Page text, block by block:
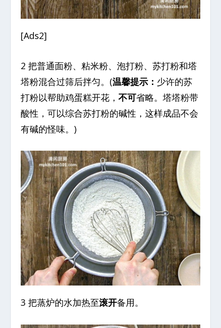
[Ads2]
2 把普通面粉、粘米粉、泡打粉、苏打粉和塔
塔粉混合过筛后拌匀。(温馨提示： 少许的苏
打粉以帮助鸡蛋糕开花，不可省略。塔塔粉带
酸性，可以综合苏打粉的碱性，这样成品不会
有碱的怪味。)
3 把蒸炉的水加热至滚开备用。